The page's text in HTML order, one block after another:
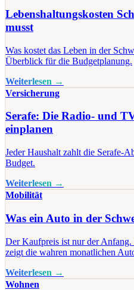
Lebenshaltungskosten
musst
Was kostet das Leben in der
Überblick für die Budgetplanung.
Weiterlesen →
Versicherung
Serafe: Die Radio- und
einplanen
Jeder Haushalt zahlt die Serafe-
Budget.
Weiterlesen →
Mobilität
Was ein Auto in der
Der Kaufpreis ist nur der
zeigt die wahren monatlichen
Weiterlesen →
Wohnen